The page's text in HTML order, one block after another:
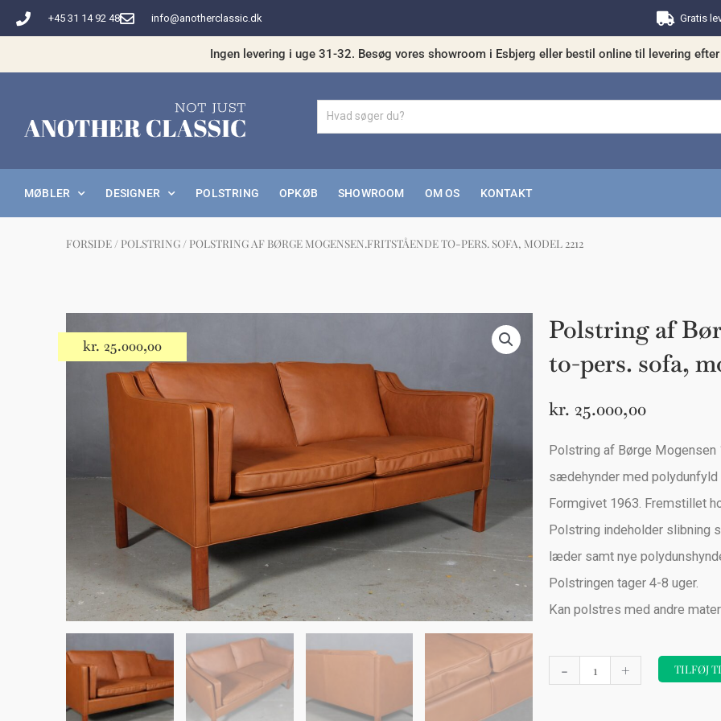
+45 31 14 92 48 info@anotherclassic.dk Gratis
Ingen levering i uge 31-32. Besøg vores showroom i Esbjerg eller bestil online til levering
MØBLER DESIGNER POLSTRING OPKØB SHOWROOM OM OS KONTAKT
FORSIDE / POLSTRING / POLSTRING AF BØRGE MOGENSEN.FRITSTÅENDE TO-PERS. SOFA, MODEL 2212
Måske kunne nogle af disse produkter have din
Sko til Arne Jacobsen stole
Stole
DKK 100,00
kr. 25.000,00
Polstring af
to-pers. sofa,
kr. 25.000,00
Polstring af Børge
sædehynder med
Formgivet 1963. Fremstillet
Polstring indeholder slibning
læder samt nye
Polstringen tager 4-8 uger.
Kan polstres med andre
- + TILFØJ